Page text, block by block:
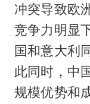
冲突导致欧
竞争力明显
国和意大利
此同时，中
规模优势和